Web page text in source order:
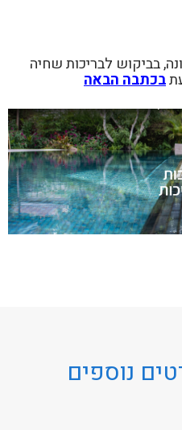
בביקוש לבריכות שחיה
בכתבה הבאה
נוספים